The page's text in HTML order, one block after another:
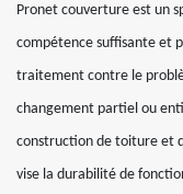
Pronet couverture est un
compétence suffisante et
traitement contre le
changement partiel ou
construction de toiture et
vise la durabilité de